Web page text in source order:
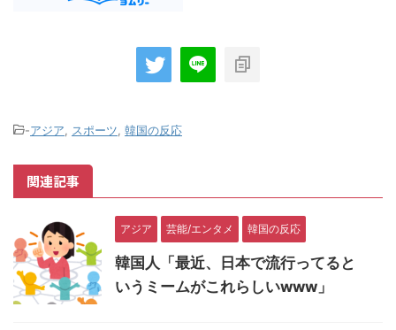
-アジア, スポーツ, 韓国の反応
関連記事
アジア 芸能/エンタメ 韓国の反応
韓国人「最近、日本で流行ってると
いうミームがこれらしいwww」